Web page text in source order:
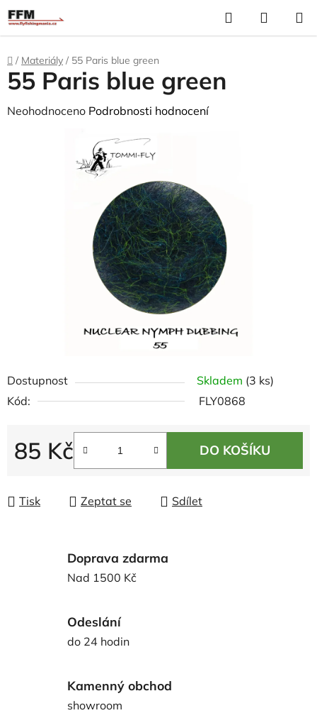
Přejít
na
obsah
Hledat
Domů
/ Materiály / 55 Paris blue green
Dostupnost Skladem (3 ks)
Kód:
FLY0868
85 Kč
Měrná cena:
DO KOŠÍKU
Tisk Zeptat se Sdílet
55 Paris blue green
Průměrné
Neohodnoceno Podrobnosti hodnocení
Doprava zdarma
Nad 1500 Kč
Odeslání
do 24 hodin
Kamenný obchod
showroom